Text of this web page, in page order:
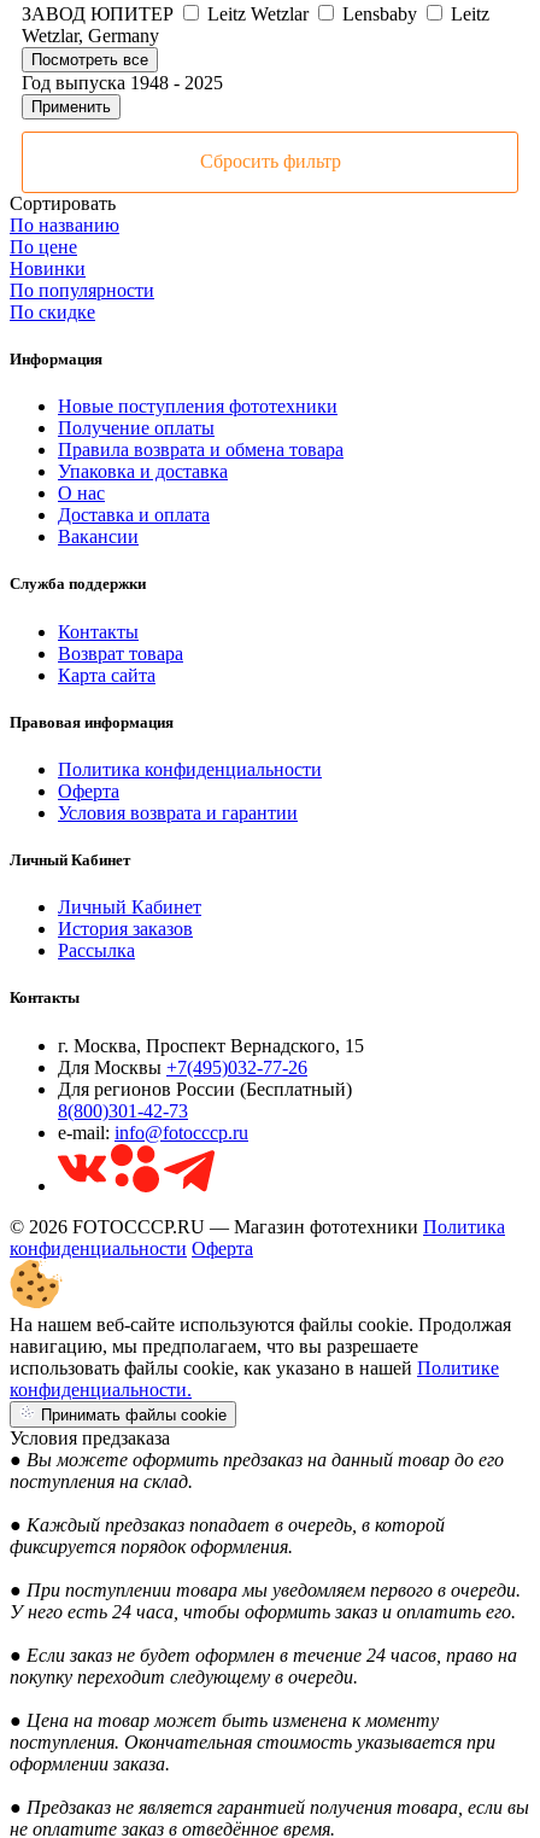
ЗАВОД ЮПИТЕР
Leitz Wetzlar Lensbaby
Leitz
Wetzlar, Germany
Посмотреть все
Год выпуска 1948 - 2025
Применить
Сбросить фильтр
Сортировать
По названию
По цене
Новинки
По популярности
По скидке
Информация
Новые поступления фототехники
Получение оплаты
Правила возврата и обмена товара
Упаковка и доставка
О нас
Доставка и оплата
Вакансии
Служба поддержки
Контакты
Возврат товара
Карта сайта
Правовая информация
Политика конфиденциальности
Оферта
Условия возврата и гарантии
Личный Кабинет
Личный Кабинет
История заказов
Рассылка
Контакты
г. Москва, Проспект Вернадского, 15
Для Москвы +7(495)032-77-26
Для регионов России (Бесплатный)
8(800)301-42-73
e-mail: info@fotocccp.ru
© 2026 FOTOCCCP.RU — Магазин фототехники Политика
конфиденциальности Оферта
На нашем веб-сайте используются файлы cookie. Продолжая
навигацию, мы предполагаем, что вы разрешаете
использовать файлы cookie, как указано в нашей Политике
конфиденциальности.
Принимать файлы cookie
Условия предзаказа
● Вы можете оформить предзаказ на данный товар до его
поступления на склад.
● Каждый предзаказ попадает в очередь, в которой
фиксируется порядок оформления.
● При поступлении товара мы уведомляем первого в очереди.
У него есть 24 часа, чтобы оформить заказ и оплатить его.
● Если заказ не будет оформлен в течение 24 часов, право на
покупку переходит следующему в очереди.
● Цена на товар может быть изменена к моменту
поступления. Окончательная стоимость указывается при
оформлении заказа.
● Предзаказ не является гарантией получения товара, если вы
не оплатите заказ в отведённое время.